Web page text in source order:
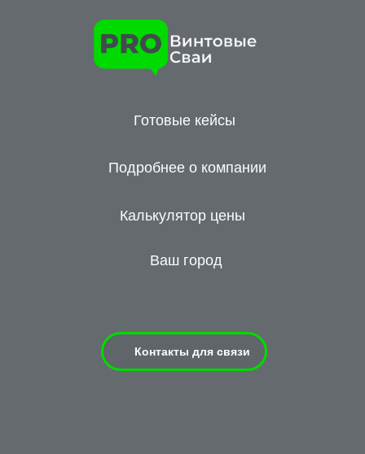
Готовые кейсы
Контакты для связи
Подробнее о компании
Калькулятор цены
Ваш город